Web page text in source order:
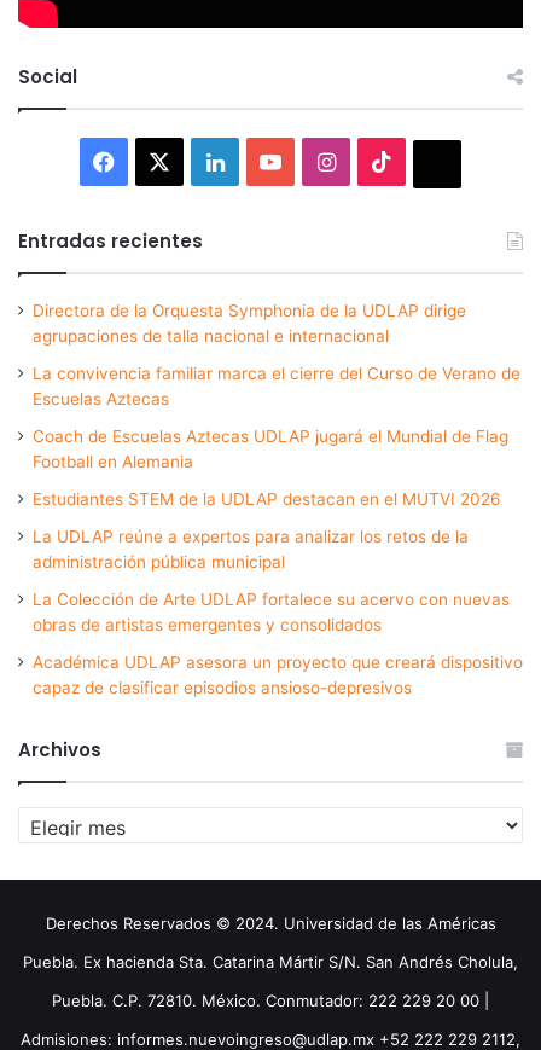
Social
Facebook LinkedInYouTubeInstagram
Entradas recientes
Directora de la Orquesta Symphonia de la UDLAP dirige
agrupaciones de talla nacional e internacional
La convivencia familiar marca el cierre del Curso de Verano de
Escuelas Aztecas
Coach de Escuelas Aztecas UDLAP jugará el Mundial de Flag
Football en Alemania
Estudiantes STEM de la UDLAP destacan en el MUTVI 2026
La UDLAP reúne a expertos para analizar los retos de la
administración pública municipal
La Colección de Arte UDLAP fortalece su acervo con nuevas
obras de artistas emergentes y consolidados
Académica UDLAP asesora un proyecto que creará dispositivo
capaz de clasificar episodios ansioso-depresivos
Archivos
Archivos
Derechos Reservados © 2024. Universidad de las Américas
Puebla. Ex hacienda Sta. Catarina Mártir S/N. San Andrés Cholula,
Puebla. C.P. 72810. México. Conmutador: 222 229 20 00 |
Admisiones: informes.nuevoingreso@udlap.mx +52 222 229 2112,